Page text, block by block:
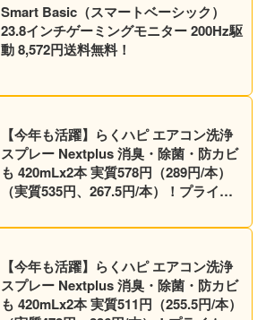
Smart Basic（スマートベーシック）
23.8インチゲーミングモニター 200Hz駆
動 8,572円送料無料！
【今年も活躍】らくハピ エアコン洗浄
スプレー Nextplus 消臭・除菌・防カビ
も 420mLx2本 実質578円（289円/本）
（実質535円、267.5円/本）！プライム
【今年も活躍】らくハピ エアコン洗浄
スプレー Nextplus 消臭・除菌・防カビ
も 420mLx2本 実質511円（255.5円/本）